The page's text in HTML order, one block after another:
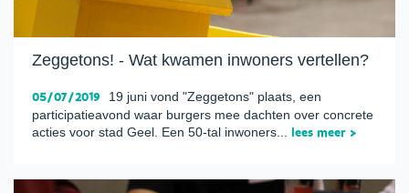
Zeggetons! - Wat kwamen inwoners vertellen?
05/07/2019
19 juni vond "Zeggetons" plaats, een
participatieavond waar burgers mee dachten over concrete
acties voor stad Geel. Een 50-tal inwoners... lees meer >